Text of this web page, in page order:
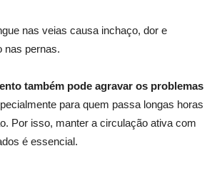
nas veias causa inchaço, dor e
nas pernas.
também pode agravar os problemas
para quem passa longas horas
Por isso, manter a circulação ativa com
é essencial.